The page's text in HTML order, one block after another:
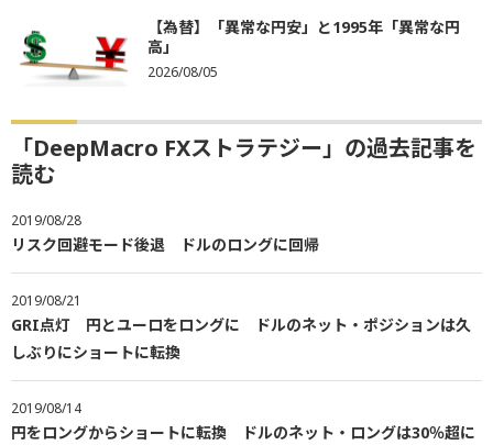
【為替】「異常な円安」と1995年「異常な円
高」
2026/08/05
「DeepMacro FXストラテジー」の過去記事を
読む
2019/08/28
リスク回避モード後退 ドルのロングに回帰
2019/08/21
GRI点灯 円とユーロをロングに ドルのネット・ポジションは久
しぶりにショートに転換
2019/08/14
円をロングからショートに転換 ドルのネット・ロングは30％超に